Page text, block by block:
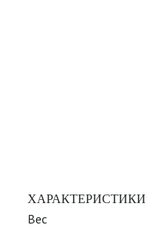
ХАРАКТЕРИСТИКИ
Вес